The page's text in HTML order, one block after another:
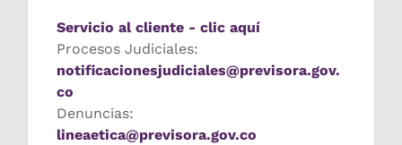
Servicio al cliente - clic aquí
Procesos Judiciales:
notificacionesjudiciales@previsora.gov.
co
Denuncias:
lineaetica@previsora.gov.co